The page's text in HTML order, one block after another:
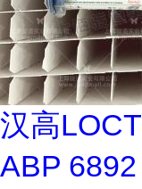
汉高
ABP